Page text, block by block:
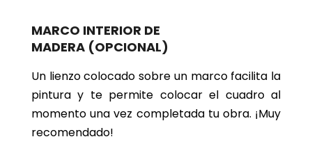
MARCO INTERIOR DE
MADERA (OPCIONAL)
Un lienzo colocado sobre un marco facilita la
pintura y te permite colocar el cuadro al
momento una vez completada tu obra. ¡Muy
recomendado!